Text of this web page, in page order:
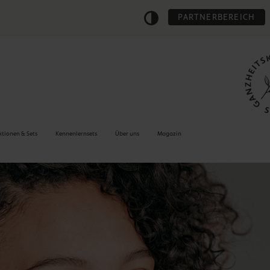
PARTNERBEREICH
& Sets Kennenlernsets Über uns Magazin